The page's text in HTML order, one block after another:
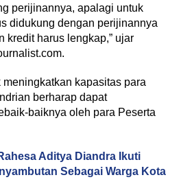
perijinannya, apalagi untuk
didukung dengan perijinannya
kredit harus lengkap,” ujar
kapasitas para
berharap dapat
baiknya oleh para Peserta
Aditya Diandra Ikuti
Sebagai Warga Kota